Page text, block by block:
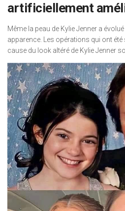
artificiellement
Même la peau de Kylie Jenner a
apparence. Les opérations qui ont
cause du look altéré de Kylie Jenner